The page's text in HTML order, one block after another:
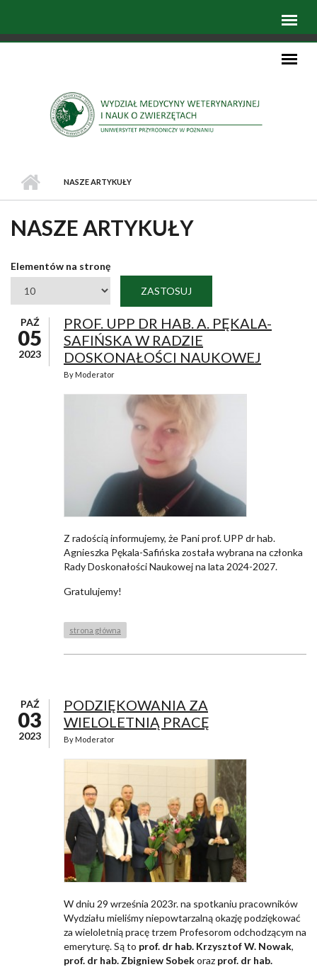
NASZE ARTYKUŁY
NASZE ARTYKUŁY
Elementów na stronę
PAŹ
05
2023
PROF. UPP DR HAB. A. PĘKALA-
SAFIŃSKA W RADZIE
DOSKONAŁOŚCI NAUKOWEJ
By Moderator
Z radością informujemy, że Pani prof. UPP dr hab.
Agnieszka Pękala-Safińska została wybrana na członka
Rady Doskonałości Naukowej na lata 2024-2027.
Gratulujemy!
strona główna
PAŹ
03
2023
PODZIĘKOWANIA ZA
WIELOLETNIĄ PRACĘ
By Moderator
W dniu 29 września 2023r. na spotkaniu pracowników
Wydziału mieliśmy niepowtarzalną okazję podziękować
za wieloletnią pracę trzem Profesorom odchodzącym na
emeryturę. Są to prof. dr hab. Krzysztof W. Nowak,
prof. dr hab. Zbigniew Sobekoraz prof. dr hab.